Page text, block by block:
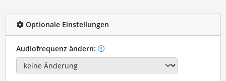
Optionale Einstellungen
Audiofrequenz ändern: